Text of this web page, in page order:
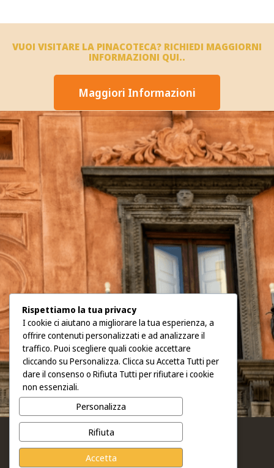
VUOI VISITARE LA PINACOTECA? RICHIEDI MAGGIORNI
INFORMAZIONI QUI..
Maggiori Informazioni
Real Collegio Capizzi
Rispettiamo la tua privacy
I cookie ci aiutano a migliorare la tua esperienza, a
offrire contenuti personalizzati e ad analizzare il
traffico. Puoi scegliere quali cookie accettare
cliccando su Personalizza. Clicca su Accetta Tutti per
dare il consenso o Rifiuta Tutti per rifiutare i cookie
non essenziali.
Personalizza
Rifiuta
Accetta